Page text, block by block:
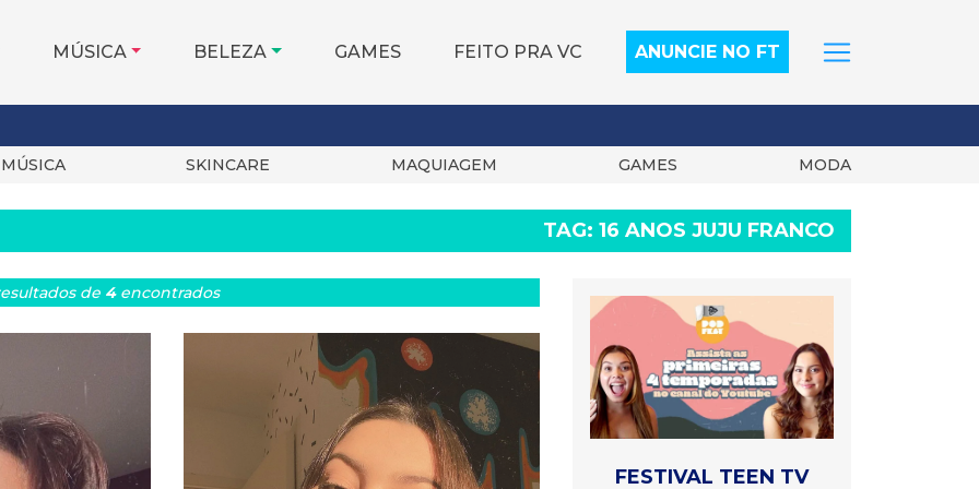
MÚSICA BELEZA GAMES FEITO PRA VC ANUNCIE NO FT
MÚSICA SKINCARE MAQUIAGEM GAMES MODA
TAG: 16 ANOS JUJU FRANCO
de 4encontrados
FESTIVAL TEEN TV